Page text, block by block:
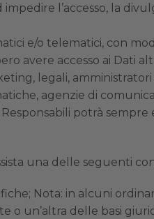
l’accesso, la
e/o telematici, con
avere accesso ai Dati
legali,
agenzie di
potrà
una delle seguenti
Nota: in alcuni
o un’altra delle basi